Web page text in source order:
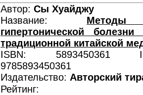
Автор: Сы Хуайджу
Название:
гипертонической
традиционной китайской
ISBN: 5893450361
9785893450361
Издательство: Авторский
Рейтинг: